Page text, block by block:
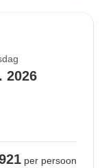
2026
per persoon